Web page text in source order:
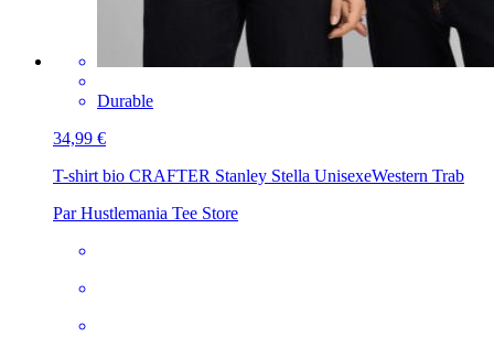
Durable
34,99 €
T-shirt bio CRAFTER Stanley Stella UnisexeWestern Trab
Par Hustlemania Tee Store